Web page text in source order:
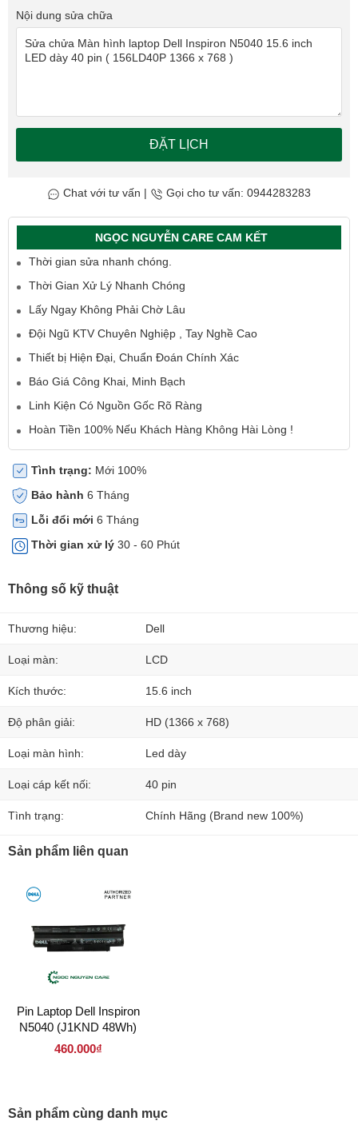
Nội dung sửa chữa
ĐẶT LỊCH
Chat với tư vấn | Gọi cho tư vấn: 0944283283
NGỌC NGUYỄN CARE CAM KẾT
Thời gian sửa nhanh chóng.
Thời Gian Xử Lý Nhanh Chóng
Lấy Ngay Không Phải Chờ Lâu
Đội Ngũ KTV Chuyên Nghiệp , Tay Nghề Cao
Thiết bị Hiện Đại, Chuẩn Đoán Chính Xác
Báo Giá Công Khai, Minh Bạch
Linh Kiện Có Nguồn Gốc Rõ Ràng
Hoàn Tiền 100% Nếu Khách Hàng Không Hài Lòng !
Tình trạng: Mới 100%
Bảo hành 6 Tháng
Lỗi đổi mới 6 Tháng
Thời gian xử lý 30 - 60 Phút
Thông số kỹ thuật
Thương hiệu: Dell
Loại màn: LCD
Kích thước: 15.6 inch
Độ phân giải: HD (1366 x 768)
Loại màn hình: Led dày
Loại cáp kết nối: 40 pin
Tình trạng: Chính Hãng (Brand new 100%)
Sản phẩm liên quan
Pin Laptop Dell Inspiron
N5040 (J1KND 48Wh)
460.000₫
Sản phẩm cùng danh mục